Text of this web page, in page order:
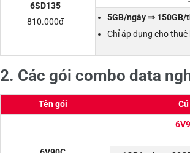
6SD135
810.000đ
5GB/ngày ⇒ 150GB/
Chỉ áp dụng cho
2. Các gói combo data
Tên gói